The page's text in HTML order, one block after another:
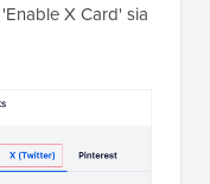
X Card' sia